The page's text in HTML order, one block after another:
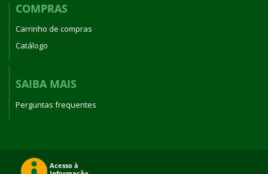
COMPRAS
Carrinho de compras
Catálogo
SAIBA MAIS
Perguntas frequentes